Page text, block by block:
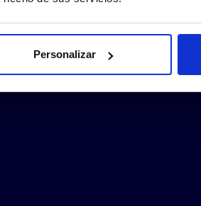
Personalizar